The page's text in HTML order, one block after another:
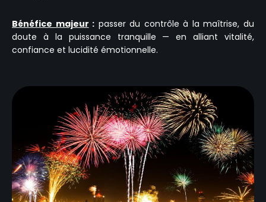
Bénéfice majeur : passer du contrôle à la maîtrise, du
doute à la puissance tranquille — en alliant vitalité,
confiance et lucidité émotionnelle.